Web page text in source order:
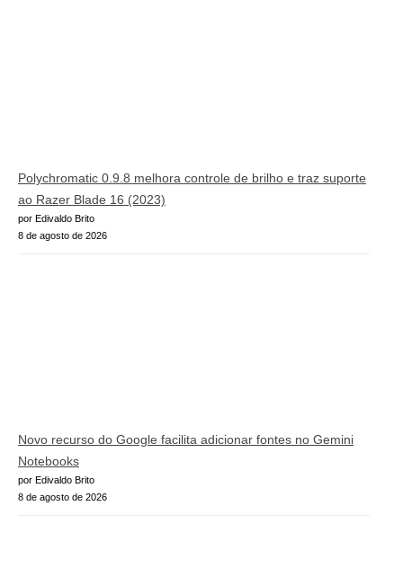
Polychromatic 0.9.8 melhora controle de brilho e traz suporte
ao Razer Blade 16 (2023)
por Edivaldo Brito
8 de agosto de 2026
Novo recurso do Google facilita adicionar fontes no Gemini
Notebooks
por Edivaldo Brito
8 de agosto de 2026